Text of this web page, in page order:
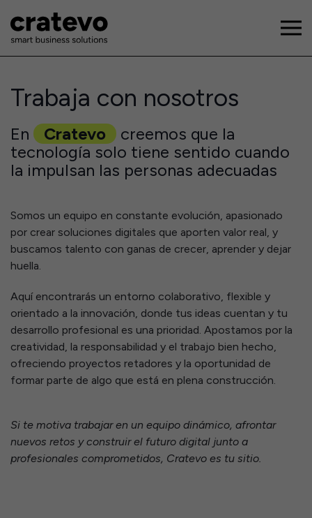
Trabaja con nosotros
En Cratevo
creemos que la
tecnología solo tiene sentido cuando
la impulsan las personas adecuadas
Somos un equipo en constante evolución, apasionado
por crear soluciones digitales que aporten valor real, y
buscamos talento con ganas de crecer, aprender y dejar
huella.
Aquí encontrarás un entorno colaborativo, flexible y
orientado a la innovación, donde tus ideas cuentan y tu
desarrollo profesional es una prioridad. Apostamos por la
creatividad, la responsabilidad y el trabajo bien hecho,
ofreciendo proyectos retadores y la oportunidad de
formar parte de algo que está en plena construcción.
Si te motiva trabajar en un equipo dinámico, afrontar
nuevos retos y construir el futuro digital junto a
profesionales comprometidos, Cratevo es tu sitio.